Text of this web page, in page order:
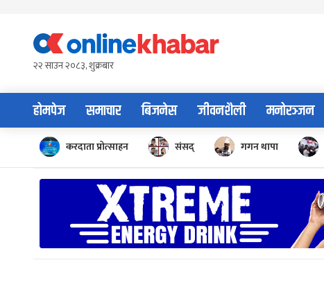
content२२ साउन २०८३, शुक्रबार
होमपेज समाचार बिजनेस जीवनशैली मनोरञ्जन
करदाता प्रोत्साहन संसद् गगन थापा